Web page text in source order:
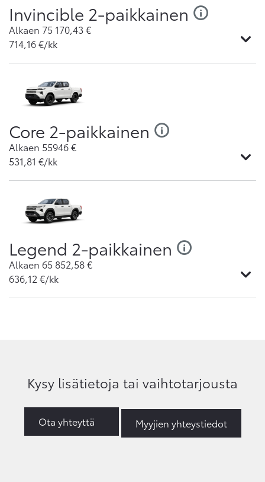
Invincible 2-paikkainen
Alkaen 75 170,43€
714,16€/kk
Core 2-paikkainen
Alkaen 55946€
531,81 €/kk
Legend 2-paikkainen
Alkaen 65 852,58€
636,12 €/kk
Kysy lisätietoja tai vaihtotarjousta
Ota yhteyttä Myyjien yhteystiedot